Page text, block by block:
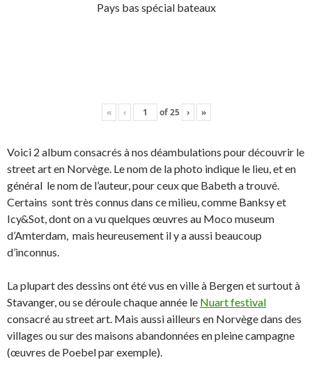
Pays bas spécial bateaux
« ‹ of25 › »
Voici 2 album consacrés à nos déambulations pour découvrir le
street art en Norvège. Le nom de la photo indique le lieu, et en
général le nom de l’auteur, pour ceux que Babeth a trouvé.
Certains sont très connus dans ce milieu, comme Banksy et
Icy&Sot, dont on a vu quelques œuvres au Moco museum
d’Amterdam, mais heureusement il y a aussi beaucoup
d’inconnus.
La plupart des dessins ont été vus en ville à Bergen et surtout à
Stavanger, ou se déroule chaque année le Nuart festival
consacré au street art. Mais aussi ailleurs en Norvège dans des
villages ou sur des maisons abandonnées en pleine campagne
(œuvres de Poebel par exemple).